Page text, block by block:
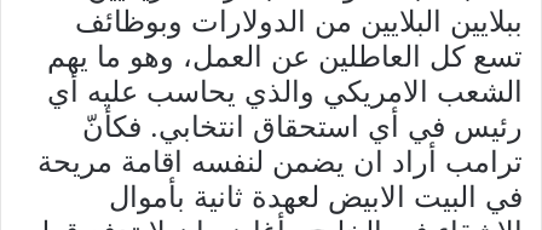
ببلايين البلايين من الدولارات وبوظائف
تسع كل العاطلين عن العمل، وهو ما يهم
الشعب الامريكي والذي يحاسب عليه أي
رئيس في أي استحقاق انتخابي. فكأنّ
ترامب أراد ان يضمن لنفسه اقامة مريحة
في البيت الابيض لعهدة ثانية بأموال